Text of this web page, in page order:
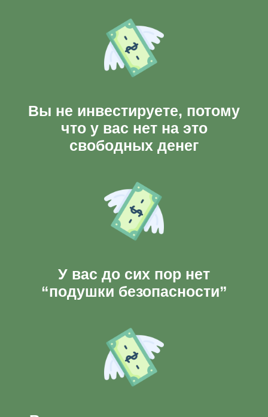
Вы не инвестируете, потому
что у вас нет на это
свободных денег
У вас до сих пор нет
“подушки безопасности”